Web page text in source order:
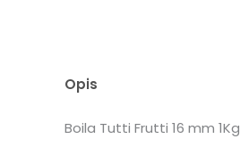
Opis
Boila Tutti Frutti 16 mm 1Kg